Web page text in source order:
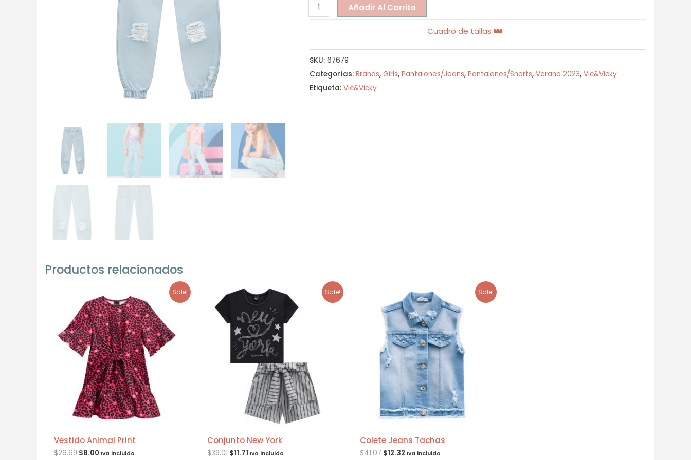
Añadir Al Carrito
Cuadro de tallas
SKU: 67679
Categorías: Brands, Girls, Pantalones/Jeans, Pantalones/Shorts, Verano 2023, Vic&Vicky
Etiqueta: Vic&Vicky
Productos relacionados
Sale!
Vestido Animal Print
$26.69 $8.00 Iva incluido
Sale!
Conjunto New York
$39.01 $11.71 Iva incluido
Sale!
Colete Jeans Tachas
$41.07 $12.32 Iva incluido